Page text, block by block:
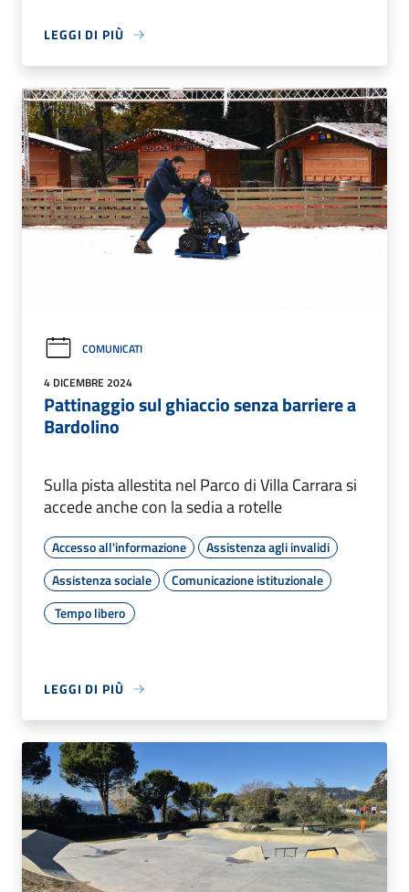
LEGGI DI PIÙ
COMUNICATI
4 DICEMBRE 2024
Pattinaggio sul ghiaccio senza barriere a
Bardolino
Sulla pista allestita nel Parco di Villa Carrara si
accede anche con la sedia a rotelle
Accesso all'informazione
Assistenza agli invalidi
Assistenza sociale
Comunicazione istituzionale
Tempo libero
LEGGI DI PIÙ